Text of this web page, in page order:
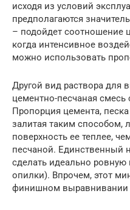
исходя из условий
предполагаются
– подойдет соотношение
когда интенсивное
можно использовать
Другой вид раствора для
цементно-песчаная
Пропорция цемента,
залитая таким способом,
поверхность ее теплее,
песчаной. Единственный
сделать идеально
опилки). Впрочем, этот
финишном выравнивании